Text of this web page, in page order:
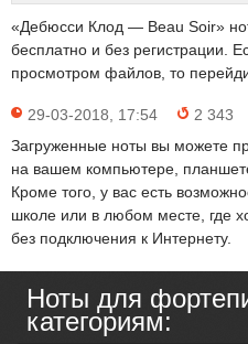
«Дебюсси Клод — Beau Soir»
бесплатно и без регистрации.
просмотром файлов, то
29-03-2018, 17:54
2 343
Загруженные ноты вы можете
на вашем компьютере,
Кроме того, у вас есть
школе или в любом месте, где
без подключения к Интернету.
Ноты для
категориям: